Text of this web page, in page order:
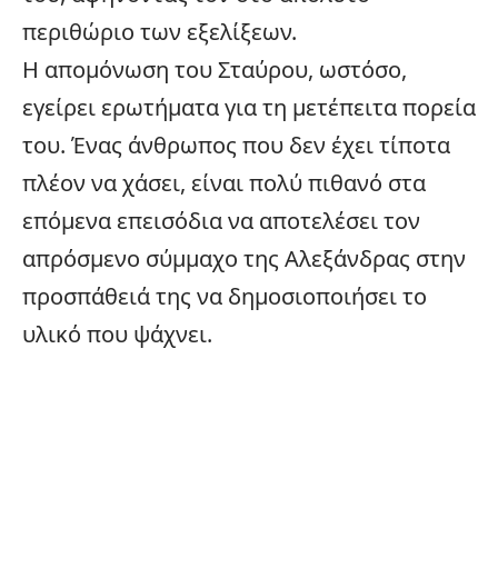
περιθώριο των εξελίξεων.
Η απομόνωση του Σταύρου, ωστόσο,
εγείρει ερωτήματα για τη μετέπειτα πορεία
του. Ένας άνθρωπος που δεν έχει τίποτα
πλέον να χάσει, είναι πολύ πιθανό στα
επόμενα επεισόδια να αποτελέσει τον
απρόσμενο σύμμαχο της Αλεξάνδρας στην
προσπάθειά της να δημοσιοποιήσει το
υλικό που ψάχνει.